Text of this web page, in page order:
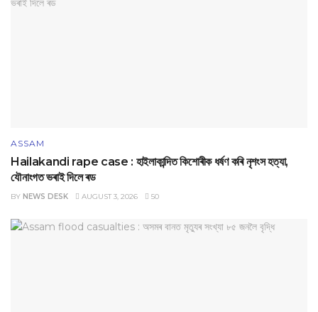
ASSAM
Hailakandi rape case : হাইলাকান্দিত কিশোৰীক ধৰ্ষণ কৰি নৃশংস হত্যা,
যৌনাংগত ভৰাই দিলে ৰড
BY NEWS DESK AUGUST 3, 2026 50